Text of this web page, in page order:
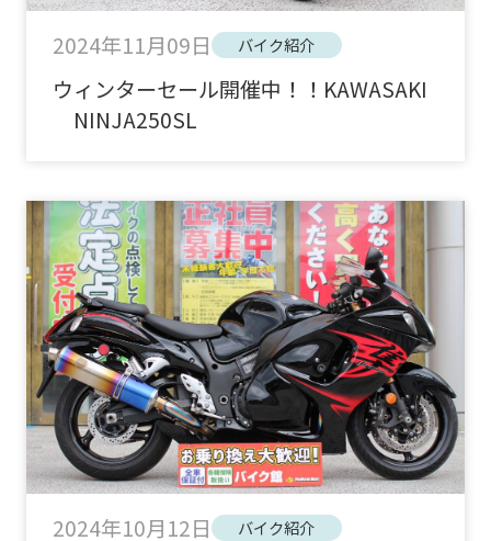
2024年11月09日 バイク紹介
ウィンターセール開催中！！KAWASAKI
NINJA250SL
2024年10月12日 バイク紹介